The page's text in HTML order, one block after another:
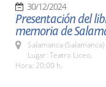
30/12/2024
Presentación del
memoria de
Salamanca (Salamanca)
Lugar: Teatro Liceo.
Hora: 20:00 h.